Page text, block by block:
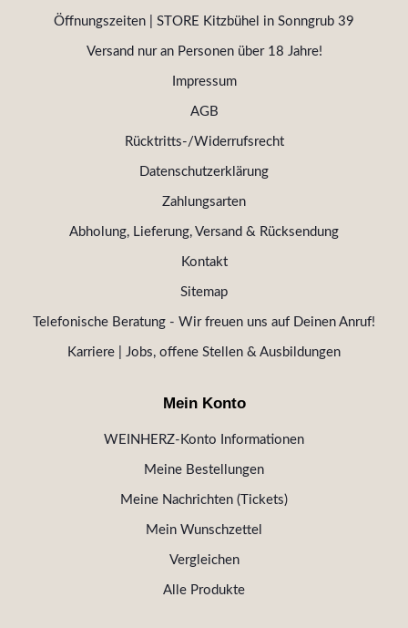
Öffnungszeiten | STORE Kitzbühel in Sonngrub 39
Versand nur an Personen über 18 Jahre!
Impressum
AGB
Rücktritts-/Widerrufsrecht
Datenschutzerklärung
Zahlungsarten
Abholung, Lieferung, Versand & Rücksendung
Kontakt
Sitemap
Telefonische Beratung - Wir freuen uns auf Deinen Anruf!
Karriere | Jobs, offene Stellen & Ausbildungen
Mein Konto
WEINHERZ-Konto Informationen
Meine Bestellungen
Meine Nachrichten (Tickets)
Mein Wunschzettel
Vergleichen
Alle Produkte